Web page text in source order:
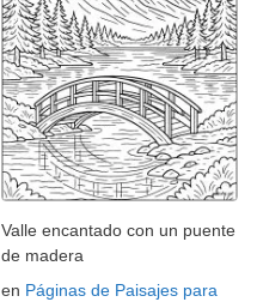
Valle encantado con un puente
de madera
en Páginas de Paisajes para